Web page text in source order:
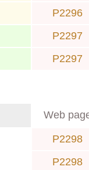
P2296
P2297
P2297
Web
P2298
P2298